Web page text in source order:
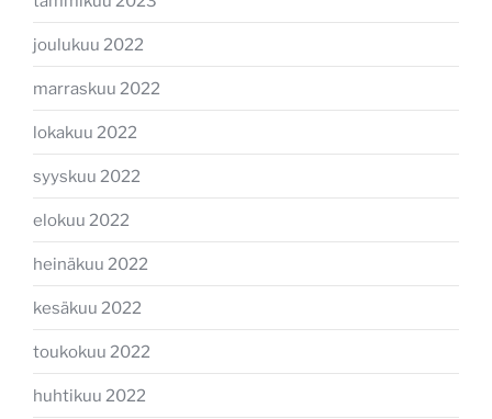
joulukuu 2022
marraskuu 2022
lokakuu 2022
syyskuu 2022
elokuu 2022
heinäkuu 2022
kesäkuu 2022
toukokuu 2022
huhtikuu 2022